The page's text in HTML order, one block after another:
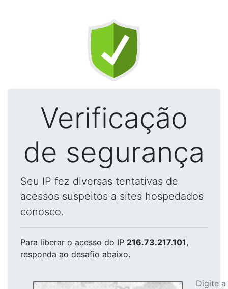
Verificação
de segurança
Seu IP fez diversas tentativas de
acessos suspeitos a sites hospedados
conosco.
Para liberar o acesso do IP 216.73.217.101,
responda ao desafio abaixo.
Digite